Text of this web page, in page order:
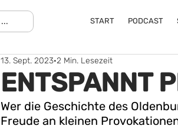
START PODCAST
ENTSPANNT
13. Sept. 2023 2 Min. Lesezeit
Wer die Geschichte des
Freude an kleinen